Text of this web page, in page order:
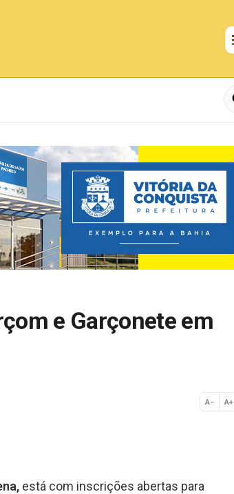
e Garçonete em
A− A+
Normal
está com inscrições abertas para